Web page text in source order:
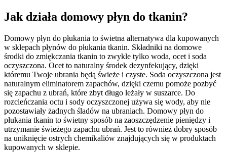
Jak działa domowy płyn do tkanin?
Domowy płyn do płukania to świetna alternatywa dla kupowanych
w sklepach płynów do płukania tkanin. Składniki na domowe
środki do zmiękczania tkanin to zwykle tylko woda, ocet i soda
oczyszczona. Ocet to naturalny środek dezynfekujący, dzięki
któremu Twoje ubrania będą świeże i czyste. Soda oczyszczona jest
naturalnym eliminatorem zapachów, dzięki czemu pomoże pozbyć
się zapachu z ubrań, które zbyt długo leżały w suszarce. Do
rozcieńczania octu i sody oczyszczonej używa się wody, aby nie
pozostawiały żadnych śladów na ubraniach. Domowy płyn do
płukania tkanin to świetny sposób na zaoszczędzenie pieniędzy i
utrzymanie świeżego zapachu ubrań. Jest to również dobry sposób
na uniknięcie ostrych chemikaliów znajdujących się w produktach
kupowanych w sklepie.